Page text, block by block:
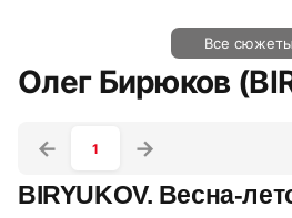
Все сюжеты
Олег Бирюков
1
BIRYUKOV. Весна-